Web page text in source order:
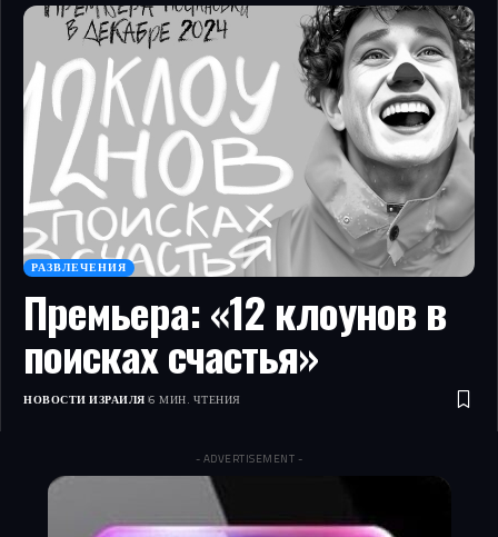
РАЗВЛЕЧЕНИЯ
Премьера: «12 клоунов в
поисках счастья»
НОВОСТИ ИЗРАИЛЯ 6 МИН. ЧТЕНИЯ
- ADVERTISEMENT -